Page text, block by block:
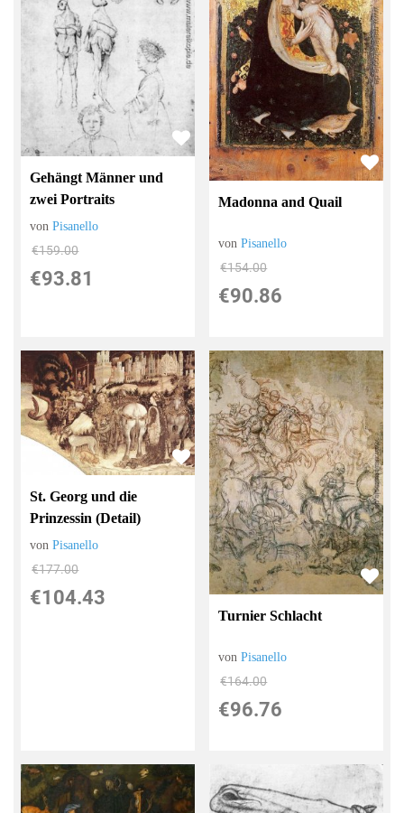
Gehängt Männer und
zwei Portraits
vonPisanello
€159.00
€93.81
Madonna and Quail
vonPisanello
€154.00
€90.86
St. Georg und die
Prinzessin (Detail)
vonPisanello
€177.00
€104.43
Turnier Schlacht
vonPisanello
€164.00
€96.76